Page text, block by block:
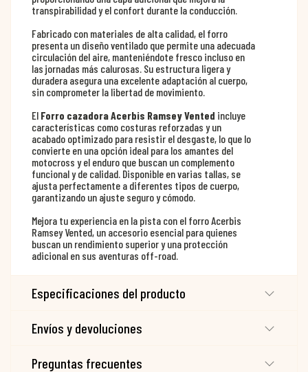
transpirabilidad y el confort durante la conducción.
Fabricado con materiales de alta calidad, el forro
presenta un diseño ventilado que permite una adecuada
circulación del aire, manteniéndote fresco incluso en
las jornadas más calurosas. Su estructura ligera y
duradera asegura una excelente adaptación al cuerpo,
sin comprometer la libertad de movimiento.
El Forro cazadora Acerbis Ramsey Vented incluye
características como costuras reforzadas y un
acabado optimizado para resistir el desgaste, lo que lo
convierte en una opción ideal para los amantes del
motocross y el enduro que buscan un complemento
funcional y de calidad. Disponible en varias tallas, se
ajusta perfectamente a diferentes tipos de cuerpo,
garantizando un ajuste seguro y cómodo.
Mejora tu experiencia en la pista con el forro Acerbis
Ramsey Vented, un accesorio esencial para quienes
buscan un rendimiento superior y una protección
adicional en sus aventuras off-road.
Especificaciones del producto
Envíos y devoluciones
Preguntas frecuentes